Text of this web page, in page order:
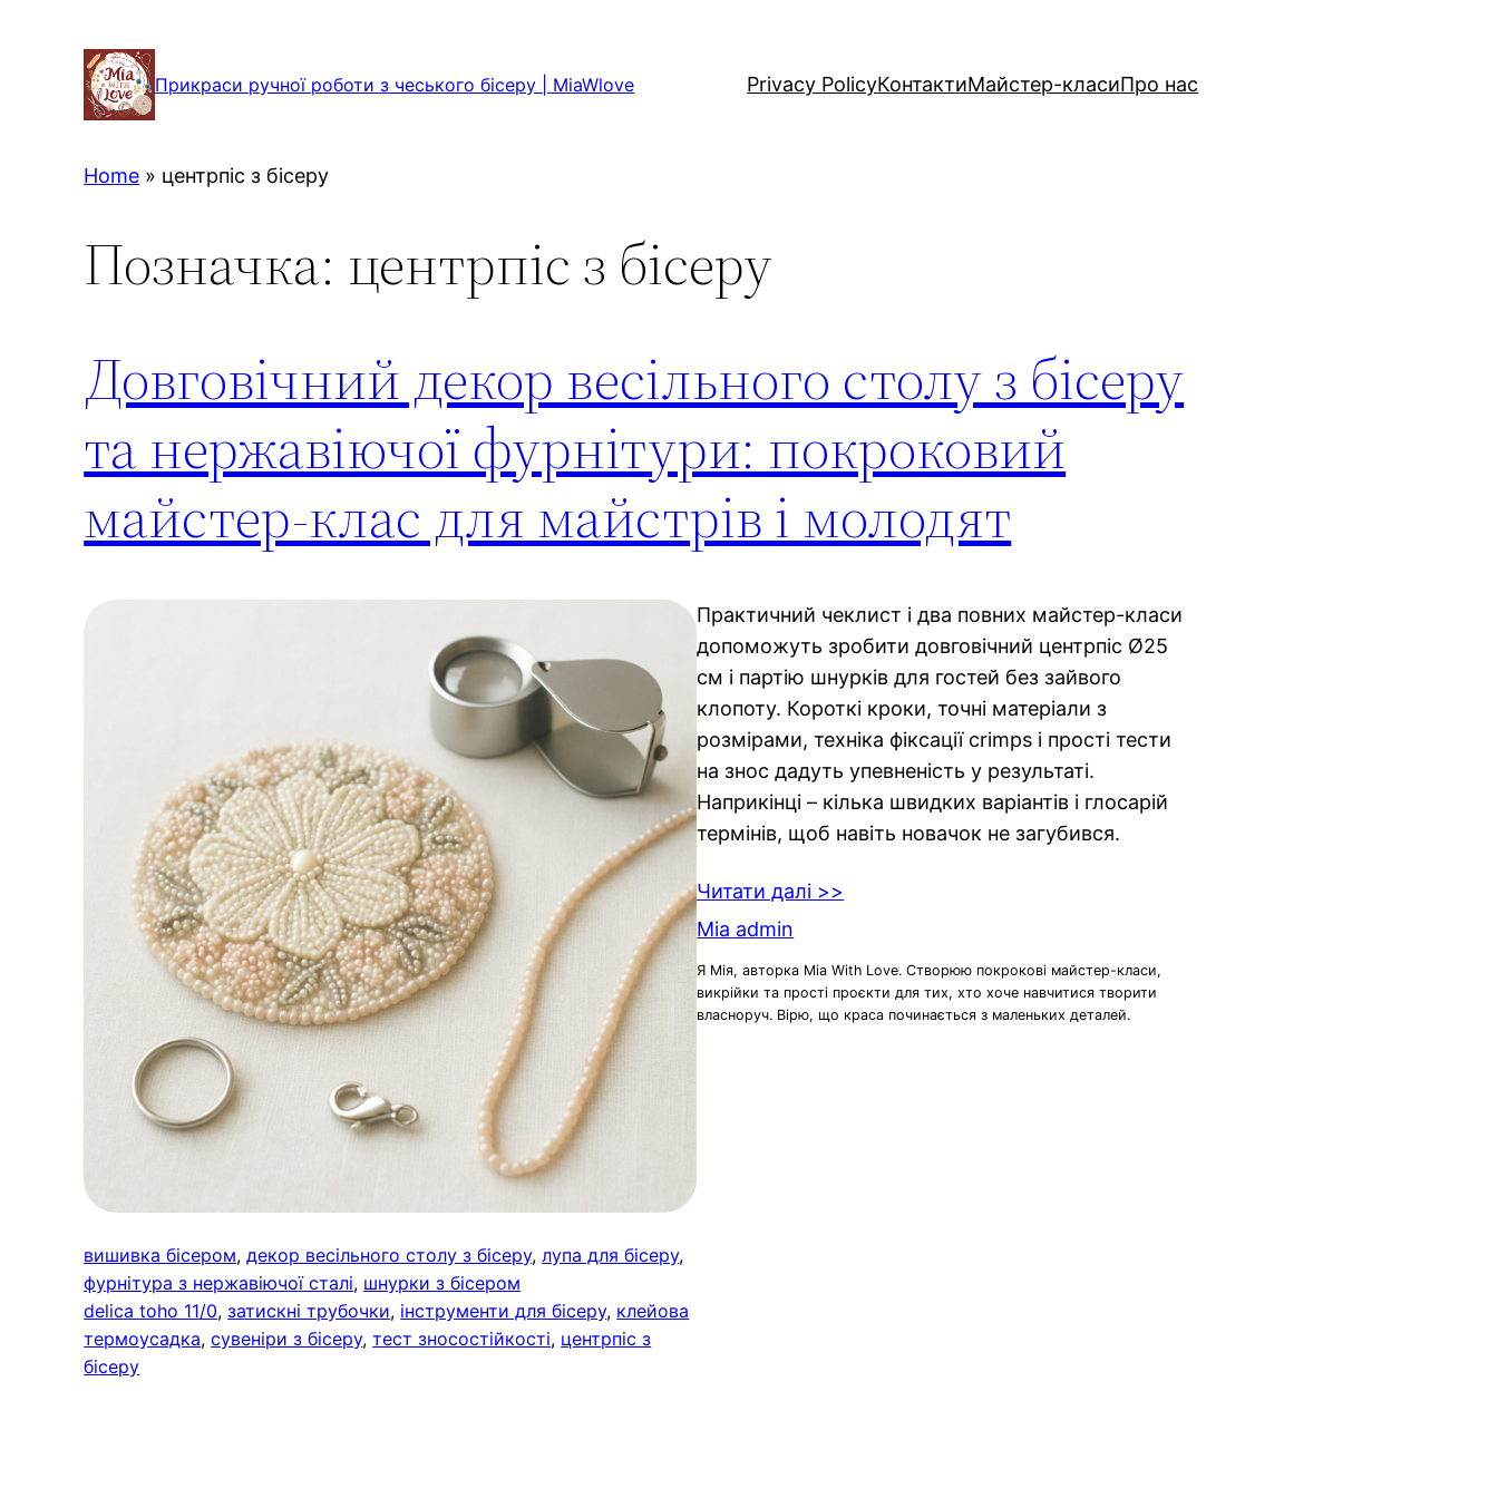
Прикраси ручної роботи з чеського бісеру | MiaWlove Privacy PolicyКонтактиМайстер-класиПро нас
Home » центрпіс з бісеру
Позначка: центрпіс з бісеру
Довговічний декор весільного столу з бісеру
та нержавіючої фурнітури: покроковий
майстер-клас для майстрів і молодят
вишивка бісером, декор весільного столу з бісеру, лупа для бісеру
фурнітура з нержавіючої сталі, шнурки з бісером
delica toho 11/0, затискні трубочки, інструменти для бісеру, клейова
термоусадка, сувеніри з бісеру, тест зносостійкості, центрпіс з
бісеру
Практичний чеклист і два повних майстер-класи
допоможуть зробити довговічний центрпіс Ø25
см і партію шнурків для гостей без зайвого
клопоту. Короткі кроки, точні матеріали з
розмірами, техніка фіксації crimps і прості тести
на знос дадуть упевненість у результаті.
Наприкінці – кілька швидких варіантів і глосарій
термінів, щоб навіть новачок не загубився.
Читати далі >>
Mia admin
Я Мія, авторка Mia With Love. Створюю покрокові майстер-класи,
викрійки та прості проєкти для тих, хто хоче навчитися творити
власноруч. Вірю, що краса починається з маленьких деталей.